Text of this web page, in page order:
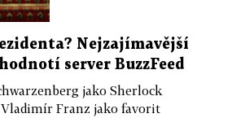
Nejzajímavější
server BuzzFeed
jako Sherlock
Franz jako favorit